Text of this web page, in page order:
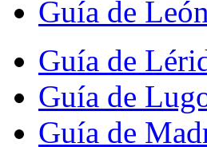
Guía de León
Guía de
Guía de
Guía de